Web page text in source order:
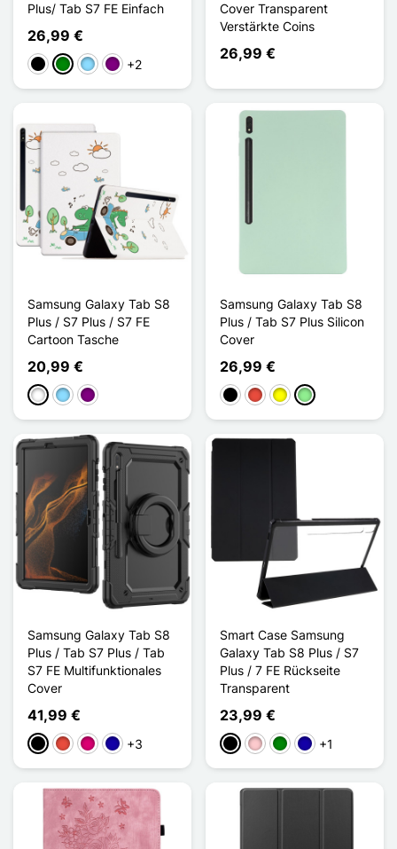
Plus/ Tab S7 FE Einfach
26,99 €
Schwarz
GrünHellblauViolett
+2
Cover Transparent
Verstärkte Coins
26,99 €
Samsung Galaxy Tab S8
Plus / S7 Plus / S7 FE
Cartoon Tasche
20,99 €
WeißHellblau
Violett
Samsung Galaxy Tab S8
Plus / Tab S7 Plus Silicon
Cover
26,99 €
Schwarz
Rot GelbHellgrün
Samsung Galaxy Tab S8
Plus / Tab S7 Plus / Tab
S7 FE Multifunktionales
Cover
41,99 €
Schwarz
Rot MagentaDunkelblau
+3
Smart Case Samsung
Galaxy Tab S8 Plus / S7
Plus / 7 FE Rückseite
Transparent
23,99 €
Schwarz
PinkGrünDunkelblau
+1